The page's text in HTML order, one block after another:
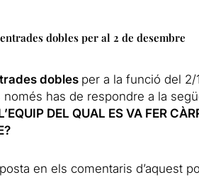
dobles per al 2 de desembre
dobles per a la funció del 2/
has de respondre a la
DEL QUAL ES VA FER
en els comentaris d’aquest